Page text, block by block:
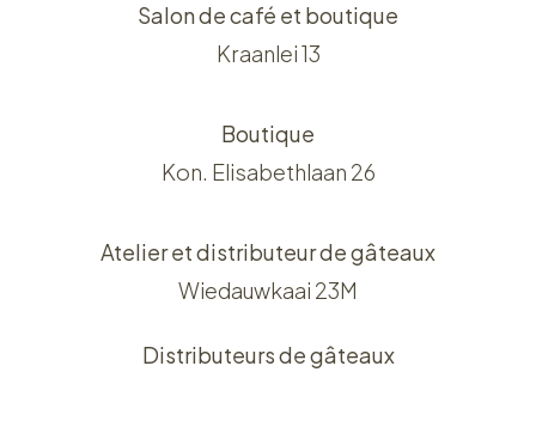
Salon de café et boutique
Kraanlei 13
Boutique
Kon. Elisabethlaan 26
Atelier et distributeur de gâteaux
Wiedauwkaai 23M
Distributeurs de gâteaux